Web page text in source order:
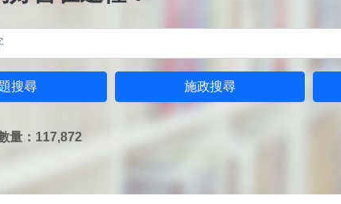
搜尋 施政搜尋
量：117,872